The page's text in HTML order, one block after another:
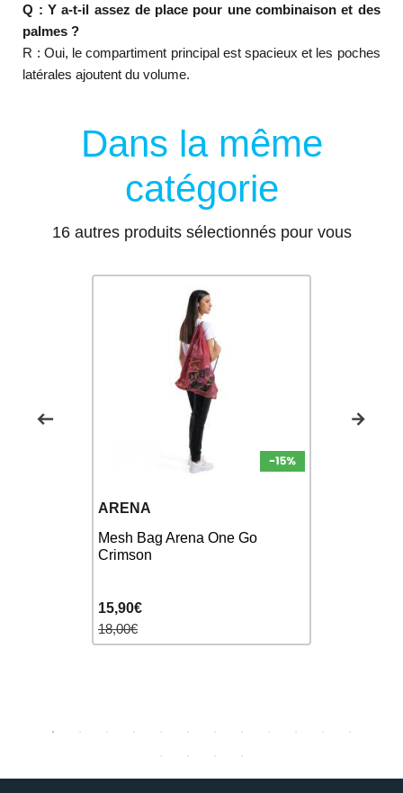
Q : Y a-t-il assez de place pour une combinaison et des
palmes ?
R : Oui, le compartiment principal est spacieux et les poches
latérales ajoutent du volume.
Dans la même
catégorie
16 autres produits sélectionnés pour vous
ARENA
Mesh Bag Arena One Go
Crimson
15,90€
18,00€